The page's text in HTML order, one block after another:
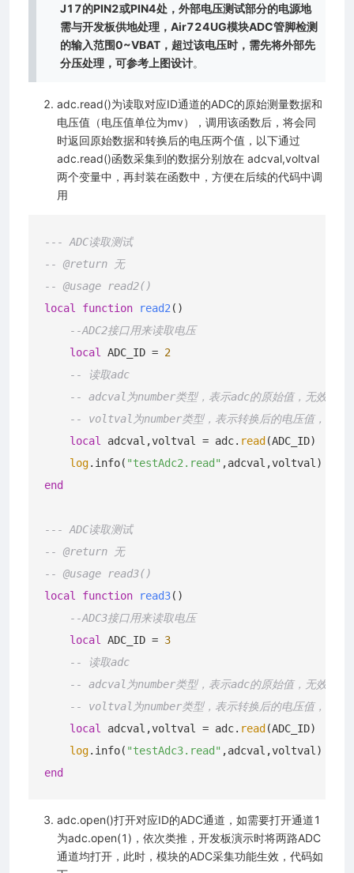
网开放平台)
移动物联网开放平台)
传感器)
J17的PIN2或PIN4处，外部电压测试部分的电源地
需与开发板供地处理，Air724UG模块ADC管脚检测
的输入范围0~VBAT，超过该电压时，需先将外部先
分压处理，可参考上图设计。
adc.read()为读取对应ID通道的ADC的原始测量数据和
电压值（电压值单位为mv），调用该函数后，将会同
时返回原始数据和转换后的电压两个值，以下通过
adc.read()函数采集到的数据分别放在 adcval,voltval
两个变量中，再封装在函数中，方便在后续的代码中调
用
--- ADC读取测试
-- @return 无
-- @usage read2()
local
function read2 ()
--ADC2接口用来读取电压
local
ADC_ID = 2
-- 读取adc
-- adcval为number类型，表示adc的原始值，无效值为
-- voltval为number类型，表示转换后的电压值，单位
local
adcval,voltval = adc. read (ADC_ID)
log.info( "testAdc2.read"
end
--- ADC读取测试
-- @return 无
-- @usage read3()
local
function read3()
--ADC3接口用来读取电压
local
ADC_ID = 3
-- 读取adc
-- adcval为number类型，表示adc的原始值，无效值为
-- voltval为number类型，表示转换后的电压值，单位
local
adcval,voltval = adc. read (ADC_ID)
log.info( "testAdc3.read"
end
adc.open()打开对应ID的ADC通道，如需要打开通道1
为adc.open(1)，依次类推，开发板演示时将两路ADC
通道均打开，此时，模块的ADC采集功能生效，代码如